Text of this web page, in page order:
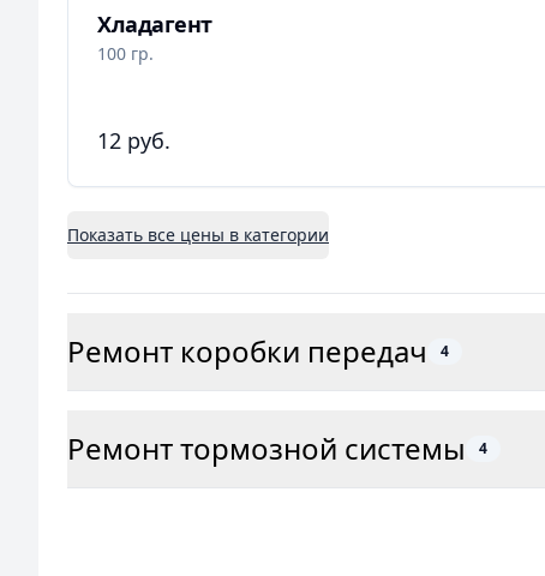
Хладагент
100 гр.
12 руб.
Показать все цены в категории
Ремонт коробки передач 4
Ремонт тормозной системы 4